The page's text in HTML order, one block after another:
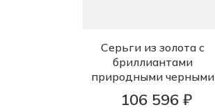
Серьги из золота с
бриллиантами
природными черными
106 596 ₽